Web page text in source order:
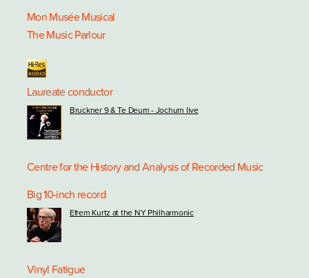
Mon Musée Musical
The Music Parlour
Laureate conductor
Bruckner 9 & Te Deum - Jochum live
Centre for the History and Analysis of Recorded Music
Big 10-inch record
Efrem Kurtz at the NY Philharmonic
Vinyl Fatigue